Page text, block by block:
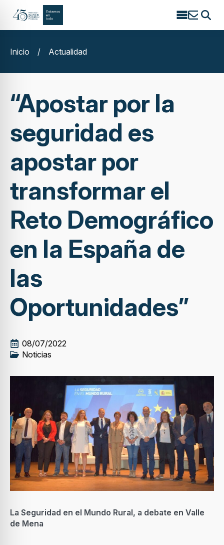
Search
Inicio
/ Actualidad
“Apostar por la
seguridad es
apostar por
transformar el
Reto Demográfico
en la España de
las
Oportunidades”
08/07/2022
Noticias
La Seguridad en el Mundo Rural, a debate en Valle
de Mena